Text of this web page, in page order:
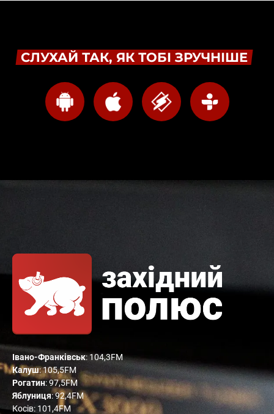
СЛУХАЙ ТАК, ЯК ТОБІ ЗРУЧНІШЕ
Івано-Франківськ: 104,3FM
Калуш: 105,5FM
Рогатин: 97,5FM
Яблуниця: 92,4FM
Косів: 101,4FM